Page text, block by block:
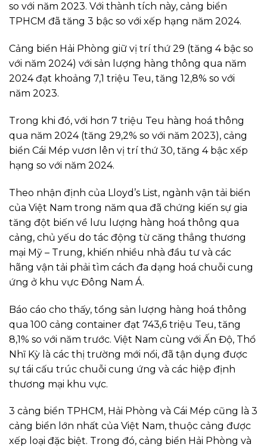
so với năm 2023. Với thành tích này, cảng biển
TPHCM đã tăng 3 bậc so với xếp hạng năm 2024.
Cảng biển Hải Phòng giữ vị trí thứ 29 (tăng 4 bậc so
với năm 2024) với sản lượng hàng thông qua năm
2024 đạt khoảng 7,1 triệu Teu, tăng 12,8% so với
năm 2023.
Trong khi đó, với hơn 7 triệu Teu hàng hoá thông
qua năm 2024 (tăng 29,2% so với năm 2023), cảng
biển Cái Mép vươn lên vị trí thứ 30, tăng 4 bậc xếp
hạng so với năm 2024.
Theo nhận định của Lloyd’s List, ngành vận tải biển
của Việt Nam trong năm qua đã chứng kiến sự gia
tăng đột biến về lưu lượng hàng hoá thông qua
cảng, chủ yếu do tác động từ căng thẳng thương
mại Mỹ – Trung, khiến nhiều nhà đầu tư và các
hãng vận tải phải tìm cách đa dạng hoá chuỗi cung
ứng ở khu vực Đông Nam Á.
Báo cáo cho thấy, tổng sản lượng hàng hoá thông
qua 100 cảng container đạt 743,6 triệu Teu, tăng
8,1% so với năm trước. Việt Nam cùng với Ấn Độ, Thổ
Nhĩ Kỳ là các thị trường mới nổi, đã tận dụng được
sự tái cấu trúc chuỗi cung ứng và các hiệp định
thương mại khu vực.
3 cảng biển TPHCM, Hải Phòng và Cái Mép cũng là 3
cảng biển lớn nhất của Việt Nam, thuộc cảng được
xếp loại đặc biệt. Trong đó, cảng biển Hải Phòng và